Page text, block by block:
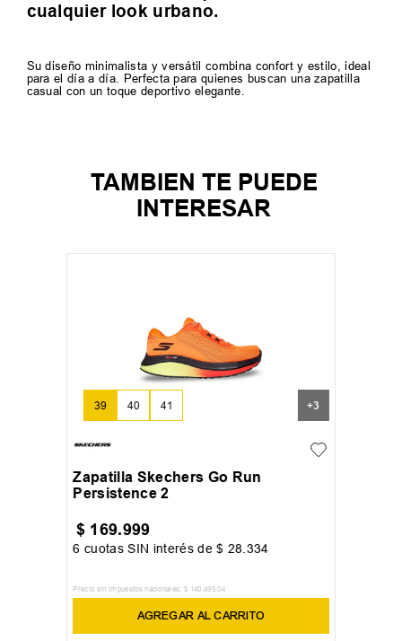
cualquier look urbano.
Su diseño minimalista y versátil combina confort y estilo, ideal
para el día a día. Perfecta para quienes buscan una zapatilla
casual con un toque deportivo elegante.
TAMBIEN TE PUEDE
INTERESAR
39 40 41 +3
Zapatilla Skechers Go Run
Persistence 2
$ 169.999
6 cuotas SIN interés de$ 28 334
Precio sin impuestos nacionales: $ 140 495,04
AGREGAR AL CARRITO